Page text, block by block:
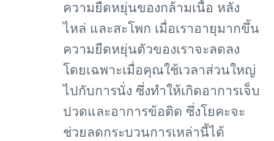
ความยืดหยุ่นของกล้ามเนื้อ หลัง
ไหล่ และสะโพก เมื่อเราอายุมากขึ้น
ความยืดหยุ่นตัวของเราจะลดลง
โดยเฉพาะเมื่อคุณใช้เวลาส่วนใหญ่
ไปกับการนั่ง ซึ่งทำให้เกิดอาการเจ็บ
ปวดและอาการข้อติด ซึ่งโยคะจะ
ช่วยลดกระบวนการเหล่านี้ได้